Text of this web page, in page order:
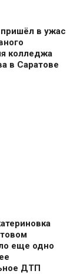
в ужас
колледжа
в Саратове
еще одно
ДТП